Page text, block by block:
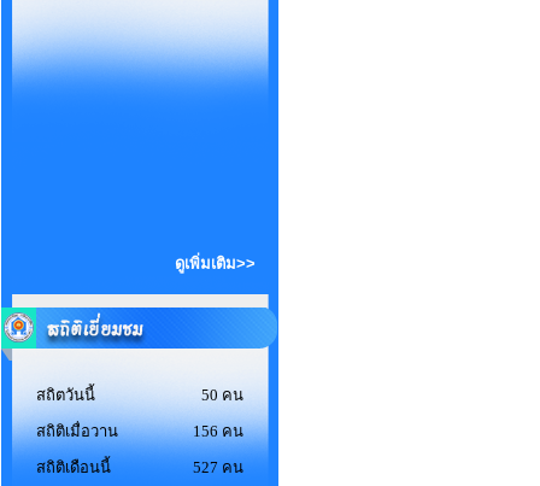
ดูเพิ่มเติม>>
สถิตวันนี้
50 คน
สถิติเมื่อวาน
156 คน
สถิติเดือนนี้
527 คน